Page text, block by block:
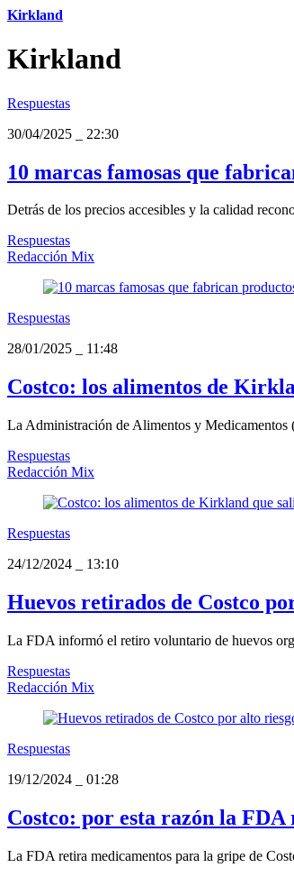
Kirkland
Kirkland
Respuestas
30/04/2025
22:30
10 marcas famosas que
Detrás de los precios accesibles y la calidad
Respuestas
Redacción Mix
Respuestas
28/01/2025
11:48
Costco: los alimentos de
La Administración de Alimentos y Medicamentos
Respuestas
Redacción Mix
Respuestas
24/12/2024
13:10
Huevos retirados de Costco
La FDA informó el retiro voluntario de huevos
Respuestas
Redacción Mix
Respuestas
19/12/2024
01:28
Costco: por esta razón la
La FDA retira medicamentos para la gripe de